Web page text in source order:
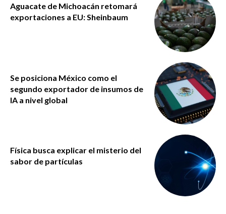
Aguacate de Michoacán retomará
exportaciones a EU: Sheinbaum
Se posiciona México como el
segundo exportador de insumos de
IA a nivel global
Física busca explicar el misterio del
sabor de partículas